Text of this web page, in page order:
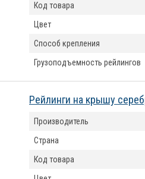
Код товара
Цвет
Способ крепления
Грузоподъемность рейлингов
Рейлинги на крышу
Производитель
Страна
Код товара